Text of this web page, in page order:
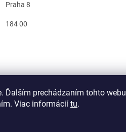
Ďalším prechádzaním tohto webu
Viac informácií tu.
Praha 8
184 00